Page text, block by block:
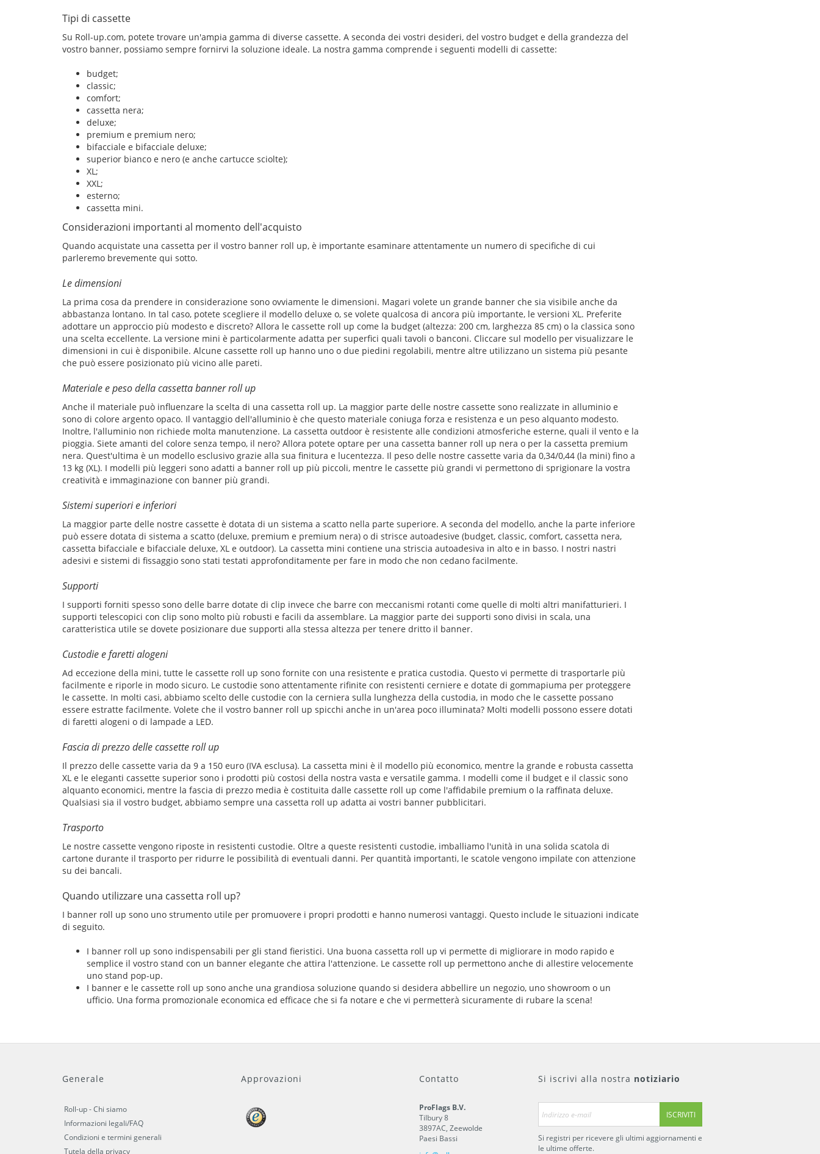
Tipi di cassette
Su Roll-up.com, potete trovare un'ampia gamma di diverse cassette. A seconda dei vostri desideri, del vostro budget e della grandezza del
vostro banner, possiamo sempre fornirvi la soluzione ideale. La nostra gamma comprende i seguenti modelli di cassette:
budget;
classic;
comfort;
cassetta nera;
deluxe;
premium e premium nero;
bifacciale e bifacciale deluxe;
superior bianco e nero (e anche cartucce sciolte);
XL;
XXL;
esterno;
cassetta mini.
Considerazioni importanti al momento dell'acquisto
Quando acquistate una cassetta per il vostro banner roll up, è importante esaminare attentamente un numero di specifiche di cui
parleremo brevemente qui sotto.
Le dimensioni
La prima cosa da prendere in considerazione sono ovviamente le dimensioni. Magari volete un grande banner che sia visibile anche da
abbastanza lontano. In tal caso, potete scegliere il modello deluxe o, se volete qualcosa di ancora più importante, le versioni XL. Preferite
adottare un approccio più modesto e discreto? Allora le cassette roll up come la budget (altezza: 200 cm, larghezza 85 cm) o la classica sono
una scelta eccellente. La versione mini è particolarmente adatta per superfici quali tavoli o banconi. Cliccare sul modello per visualizzare le
dimensioni in cui è disponibile. Alcune cassette roll up hanno uno o due piedini regolabili, mentre altre utilizzano un sistema più pesante
che può essere posizionato più vicino alle pareti.
Materiale e peso della cassetta banner roll up
Anche il materiale può influenzare la scelta di una cassetta roll up. La maggior parte delle nostre cassette sono realizzate in alluminio e
sono di colore argento opaco. Il vantaggio dell'alluminio è che questo materiale coniuga forza e resistenza e un peso alquanto modesto.
Inoltre, l'alluminio non richiede molta manutenzione. La cassetta outdoor è resistente alle condizioni atmosferiche esterne, quali il vento e la
pioggia. Siete amanti del colore senza tempo, il nero? Allora potete optare per una cassetta banner roll up nera o per la cassetta premium
nera. Quest'ultima è un modello esclusivo grazie alla sua finitura e lucentezza. Il peso delle nostre cassette varia da 0,34/0,44 (la mini) fino a
13 kg (XL). I modelli più leggeri sono adatti a banner roll up più piccoli, mentre le cassette più grandi vi permettono di sprigionare la vostra
creatività e immaginazione con banner più grandi.
Sistemi superiori e inferiori
La maggior parte delle nostre cassette è dotata di un sistema a scatto nella parte superiore. A seconda del modello, anche la parte inferiore
può essere dotata di sistema a scatto (deluxe, premium e premium nera) o di strisce autoadesive (budget, classic, comfort, cassetta nera,
cassetta bifacciale e bifacciale deluxe, XL e outdoor). La cassetta mini contiene una striscia autoadesiva in alto e in basso. I nostri nastri
adesivi e sistemi di fissaggio sono stati testati approfonditamente per fare in modo che non cedano facilmente.
Supporti
I supporti forniti spesso sono delle barre dotate di clip invece che barre con meccanismi rotanti come quelle di molti altri manifatturieri. I
supporti telescopici con clip sono molto più robusti e facili da assemblare. La maggior parte dei supporti sono divisi in scala, una
caratteristica utile se dovete posizionare due supporti alla stessa altezza per tenere dritto il banner.
Custodie e faretti alogeni
Ad eccezione della mini, tutte le cassette roll up sono fornite con una resistente e pratica custodia. Questo vi permette di trasportarle più
facilmente e riporle in modo sicuro. Le custodie sono attentamente rifinite con resistenti cerniere e dotate di gommapiuma per proteggere
le cassette. In molti casi, abbiamo scelto delle custodie con la cerniera sulla lunghezza della custodia, in modo che le cassette possano
essere estratte facilmente. Volete che il vostro banner roll up spicchi anche in un'area poco illuminata? Molti modelli possono essere dotati
di faretti alogeni o di lampade a LED.
Fascia di prezzo delle cassette roll up
Il prezzo delle cassette varia da 9 a 150 euro (IVA esclusa). La cassetta mini è il modello più economico, mentre la grande e robusta cassetta
XL e le eleganti cassette superior sono i prodotti più costosi della nostra vasta e versatile gamma. I modelli come il budget e il classic sono
alquanto economici, mentre la fascia di prezzo media è costituita dalle cassette roll up come l'affidabile premium o la raffinata deluxe.
Qualsiasi sia il vostro budget, abbiamo sempre una cassetta roll up adatta ai vostri banner pubblicitari.
Trasporto
Le nostre cassette vengono riposte in resistenti custodie. Oltre a queste resistenti custodie, imballiamo l'unità in una solida scatola di
cartone durante il trasporto per ridurre le possibilità di eventuali danni. Per quantità importanti, le scatole vengono impilate con attenzione
su dei bancali.
Quando utilizzare una cassetta roll up?
I banner roll up sono uno strumento utile per promuovere i propri prodotti e hanno numerosi vantaggi. Questo include le situazioni indicate
di seguito.
I banner roll up sono indispensabili per gli stand fieristici. Una buona cassetta roll up vi permette di migliorare in modo rapido e
semplice il vostro stand con un banner elegante che attira l'attenzione. Le cassette roll up permettono anche di allestire velocemente
uno stand pop-up.
I banner e le cassette roll up sono anche una grandiosa soluzione quando si desidera abbellire un negozio, uno showroom o un
ufficio. Una forma promozionale economica ed efficace che si fa notare e che vi permetterà sicuramente di rubare la scena!
Generale
Roll-up - Chi siamo
Informazioni legali/FAQ
Condizioni e termini generali
Tutela della privacy
Approvazioni Contatto
ProFlags B.V.
Tilbury 8
3897AC, Zeewolde
Paesi Bassi
Si iscrivi alla nostra notiziario
ISCRIVITI
Si registri per ricevere gli ultimi aggiornamenti e
le ultime offerte.